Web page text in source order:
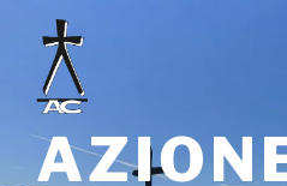
contenuto